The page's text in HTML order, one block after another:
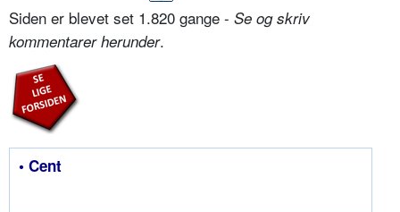
Siden er blevet set 1.820 gange - Se og skriv
kommentarer herunder.
• Cent